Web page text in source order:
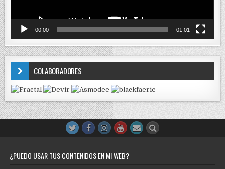
00:00 01:01
COLABORADORES
¿PUEDO USAR TUS CONTENIDOS EN MI WEB?